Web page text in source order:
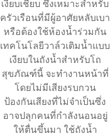
เงียบเชียบ ซึ่งเหมาะสำหรับ
ครัวเรือนที่มีผู้อาศัยหลับเบา
หรือต้องใช้ห้องน้ำร่วมกัน
เทคโนโลยีวาล์วเติมน้ำแบบ
เงียบในถังน้ำสำหรับโถ
สุขภัณฑ์นี้ จะทำงานหน้าที่
โดยไม่มีเสียงรบกวน
ป้องกันเสียงที่ไม่จำเป็นซึ่ง
อาจปลุกคนที่กำลังนอนอยู่
ให้ตื่นขึ้นมา ใช้ถังน้ำ